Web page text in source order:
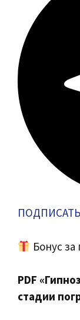
Бонус
PDF
стадии